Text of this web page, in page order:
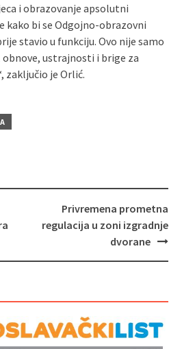
i obrazovanje apsolutni
kako bi se Odgojno-obrazovni
stavio u funkciju. Ovo nije samo
obnove, ustrajnosti i brige za
zaključio je Orlić.
Privremena prometna
regulacija u zoni izgradnje
dvorane